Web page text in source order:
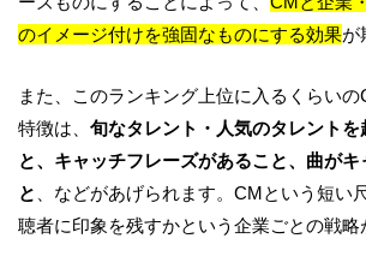
のイメージ付けを強固なものにする効果が
また、このランキング上位に入るくらい
特徴は、 旬なタレント・人気のタレント を
と、キャッチフレーズがあること、曲がキ
と
、などがあげられます。CMという短い
聴者に印象を残すかという企業ごとの戦略